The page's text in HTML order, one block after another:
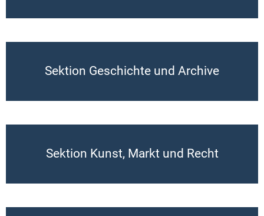
Sektion Geschichte und Archive
Sektion Kunst, Markt und Recht